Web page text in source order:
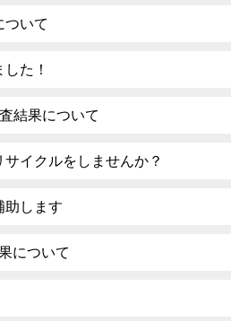
ついて
た！
結果について
イクルをしませんか？
助します
について